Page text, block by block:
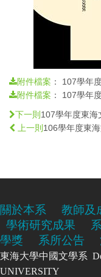
附件檔案 ： 107學年
附件檔案 ： 107學年
下一則 107學年度東海
上一則 106學年度東
關於本系 教師及
學術研究成果
學獎
系所公告
東海大學中國文學系
UNIVERSITY